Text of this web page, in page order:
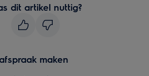
dit artikel nuttig?
maken